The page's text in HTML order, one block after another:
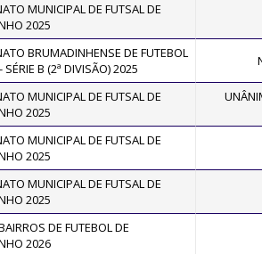
MUNICIPAL DE FUTSAL DE
2025
BRUMADINHENSE DE FUTEBOL
B (2ª DIVISÃO) 2025
MUNICIPAL DE FUTSAL DE
2025
MUNICIPAL DE FUTSAL DE
2025
MUNICIPAL DE FUTSAL DE
2025
DE FUTEBOL DE
2026